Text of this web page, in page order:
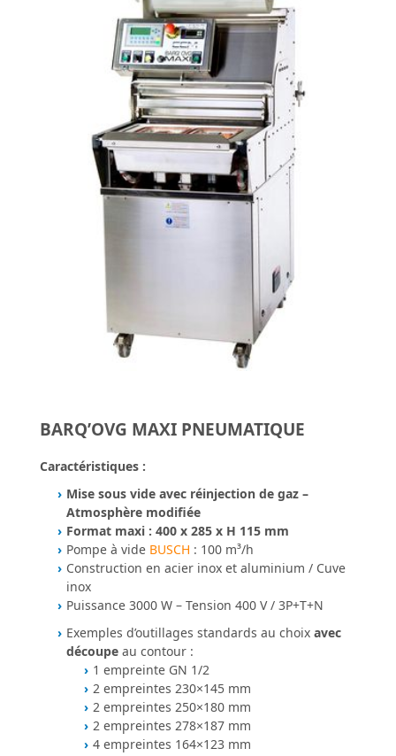
BARQ’OVG MAXI PNEUMATIQUE
Caractéristiques :
Mise sous vide avec réinjection de gaz –
Atmosphère modifiée
Format maxi : 400 x 285 x H 115 mm
Pompe à vide BUSCH : 100 m³/h
Construction en acier inox et aluminium / Cuve
inox
Puissance 3000 W – Tension 400 V / 3P+T+N
Exemples d’outillages standards au choix avec
découpe au contour :
1 empreinte GN 1/2
2 empreintes 230×145 mm
2 empreintes 250×180 mm
2 empreintes 278×187 mm
4 empreintes 164×123 mm